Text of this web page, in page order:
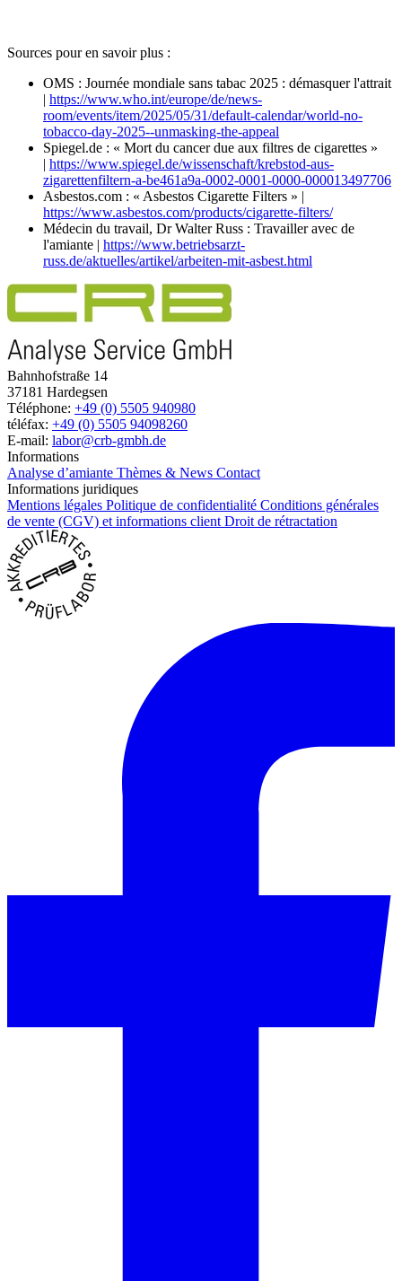
Sources pour en savoir plus :
OMS : Journée mondiale sans tabac 2025 : démasquer l'attrait
| https://www.who.int/europe/de/news-
room/events/item/2025/05/31/default-calendar/world-no-
tobacco-day-2025--unmasking-the-appeal
Spiegel.de : « Mort du cancer due aux filtres de cigarettes »
| https://www.spiegel.de/wissenschaft/krebstod-aus-
zigarettenfiltern-a-be461a9a-0002-0001-0000-000013497706
Asbestos.com : « Asbestos Cigarette Filters » |
https://www.asbestos.com/products/cigarette-filters/
Médecin du travail, Dr Walter Russ : Travailler avec de
l'amiante | https://www.betriebsarzt-
russ.de/aktuelles/artikel/arbeiten-mit-asbest.html
Bahnhofstraße 14
37181 Hardegsen
Téléphone: +49 (0) 5505 940980
téléfax: +49 (0) 5505 94098260
E-mail: labor@crb-gmbh.de
Informations
Analyse d’amiante Thèmes & News Contact
Informations juridiques
Mentions légales Politique de confidentialité Conditions générales
de vente (CGV) et informations client Droit de rétractation